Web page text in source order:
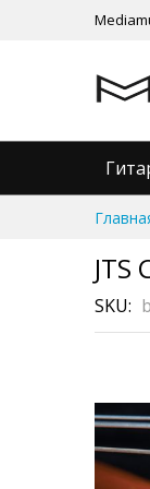
JTS
SKU
the
of